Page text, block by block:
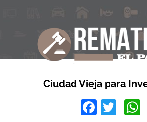
Ciudad Vieja para